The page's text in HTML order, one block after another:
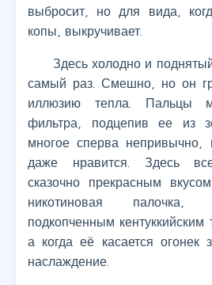
выбросит, но для вида,
копы, выкручивает.
Здесь холодно и
самый раз. Смешно, но он
иллюзию тепла. Пальцы
фильтра, подцепив ее из
многое сперва непривычно,
даже нравится. Здесь
сказочно прекрасным
никотиновая палочка,
подкопченным кентуккийским
а когда её касается огонек
наслаждение.